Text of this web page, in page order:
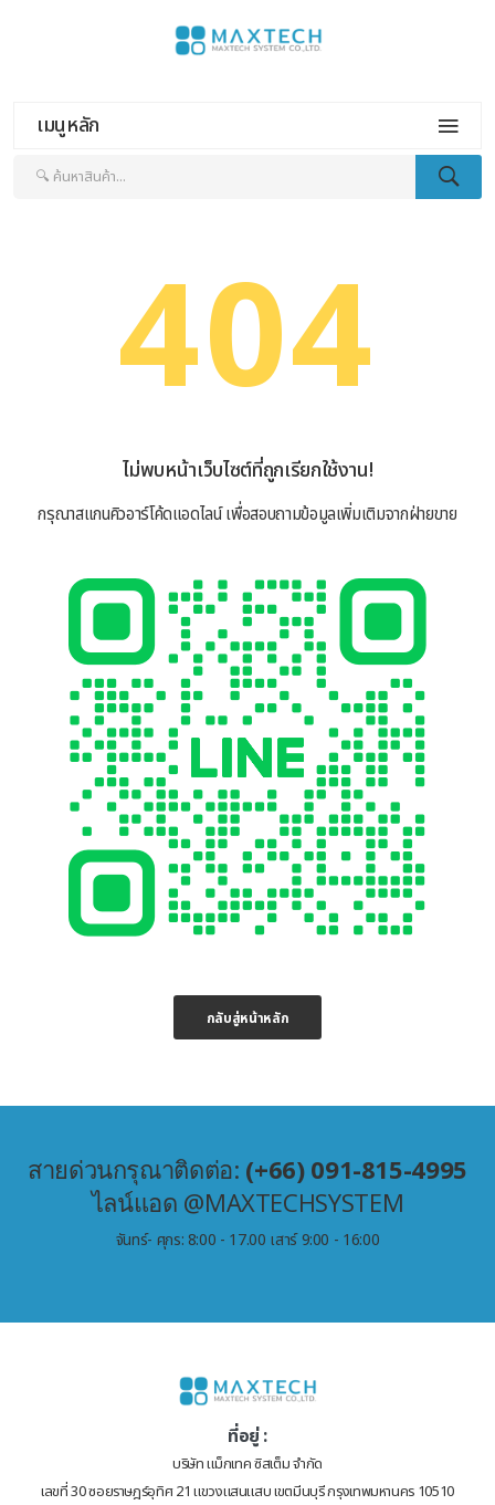
เมนูหลัก
404
ไม่พบหน้าเว็บไซต์ที่ถูกเรียกใช้งาน!
กรุณาสแกนคิวอาร์โค้ดแอดไลน์ เพื่อสอบถามข้อมูลเพิ่มเติมจากฝ่ายขาย
กลับสู่หน้าหลัก
สายด่วนกรุณาติดต่อ: (+66) 091-815-4995
ไลน์แอด @MAXTECHSYSTEM
จันทร์- ศุกร: 8:00 - 17.00 เสาร์ 9:00 - 16:00
ที่อยู่ :
บริษัท แม็กเทค ซิสเต็ม จำกัด
เลขที่ 30 ซอยราษฎร์อุทิศ 21 แขวงแสนแสบ เขตมีนบุรี กรุงเทพมหานคร 10510